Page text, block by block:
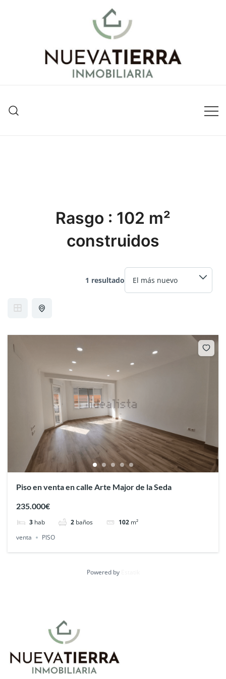
Rasgo : 102 m²
construidos
1 resultado
Piso en venta en calle Arte Major de la Seda
235.000€
3 hab 2 baños 102 m²
venta
PISO
Powered by